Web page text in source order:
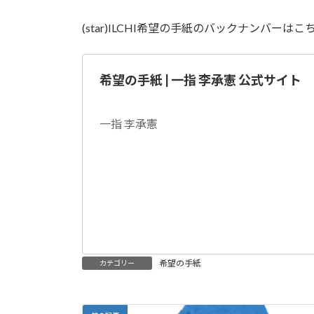
(star)ILCHI希望の手紙のバックナンバーはこ
希望の手紙 | 一指 李承憲 公式サイト
一指 李承憲
カテゴリー 希望の手紙